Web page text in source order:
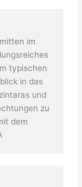
im
typischen
in das
und
zu
dem